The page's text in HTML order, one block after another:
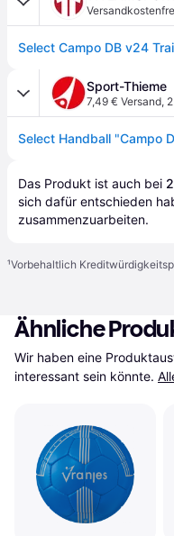
Select Campo DB v24
Sport-Thieme
7,49 € Versand,
Select Handball "Campo
Das Produkt ist auch bei 2
sich dafür entschieden
zusammenzuarbeiten.
¹Vorbehaltlich
Ähnliche
Wir haben eine
interessant sein könnte.